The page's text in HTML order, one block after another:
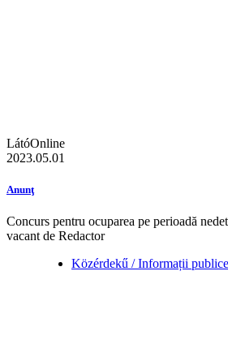
LátóOnline
2023.05.01
Anunţ
Concurs pentru ocuparea pe perioadă
vacant de Redactor
Közérdekű / Informații publice